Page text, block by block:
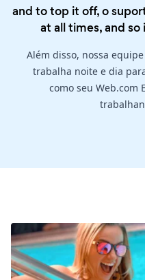
and to top it off, o
at all times, and so
Além disso, nossa
trabalha noite e dia
como seu Web.com